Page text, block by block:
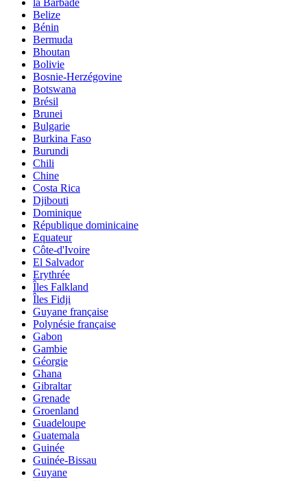
la Barbade
Belize
Bénin
Bermuda
Bhoutan
Bolivie
Bosnie-Herzégovine
Botswana
Brésil
Brunei
Bulgarie
Burkina Faso
Burundi
Chili
Chine
Costa Rica
Djibouti
Dominique
République dominicaine
Equateur
Côte-d'Ivoire
El Salvador
Erythrée
Îles Falkland
Îles Fidji
Guyane française
Polynésie française
Gabon
Gambie
Géorgie
Ghana
Gibraltar
Grenade
Groenland
Guadeloupe
Guatemala
Guinée
Guinée-Bissau
Guyane